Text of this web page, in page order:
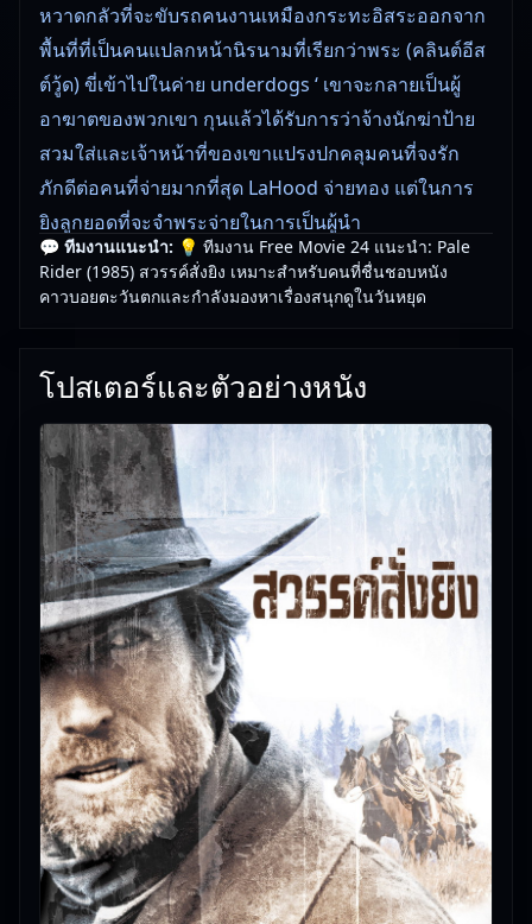
หวาดกลัวที่จะขับรถคนงานเหมืองกระทะอิสระออกจาก
พื้นที่ที่เป็นคนแปลกหน้านิรนามที่เรียกว่าพระ (คลินต์อีส
ต์วู้ด) ขี่เข้าไปในค่าย underdogs ‘ เขาจะกลายเป็นผู้
อาฆาตของพวกเขา กุนแล้วได้รับการว่าจ้างนักฆ่าป้าย
สวมใส่และเจ้าหน้าที่ของเขาแปรงปกคลุมคนที่จงรัก
ภักดีต่อคนที่จ่ายมากที่สุด LaHood จ่ายทอง แต่ในการ
ยิงลูกยอดที่จะจำพระจ่ายในการเป็นผู้นำ
🎥อัปเดตโดยทีมงาน Free Movie 24— ตรวจสอบล่าสุด:
💬 ทีมงานแนะนำ: 💡 ทีมงาน Free Movie 24 แนะนำ: Pale
Rider (1985) สวรรค์สั่งยิง เหมาะสำหรับคนที่ชื่นชอบหนัง
คาวบอยตะวันตกและกำลังมองหาเรื่องสนุกดูในวันหยุด
โปสเตอร์และตัวอย่างหนัง